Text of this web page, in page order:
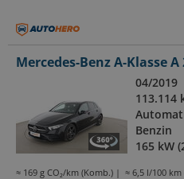
Mercedes-Benz A-Klasse A
04/2019
113.114
Benzin
165 kW
≈ 169 g CO₂/km (Komb.) ≈ 6,5 l/100 km